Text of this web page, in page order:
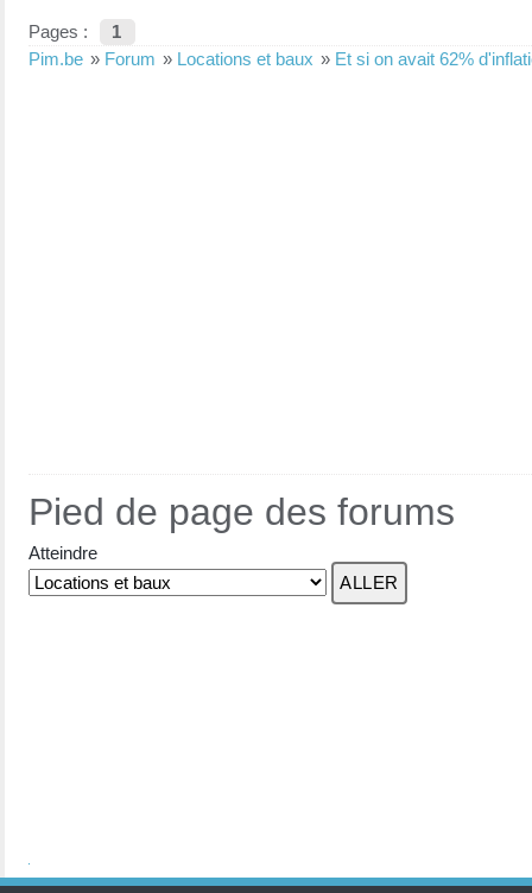
Pages :
1
Pim.be » Forum » Locations et baux » Et si on avait 62%
Pied de page des forums
Atteindre